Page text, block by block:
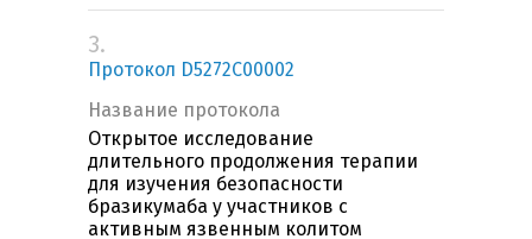
3.
Протокол D5272C00002
Название протокола
Открытое исследование
длительного продолжения терапии
для изучения безопасности
бразикумаба у участников с
активным язвенным колитом